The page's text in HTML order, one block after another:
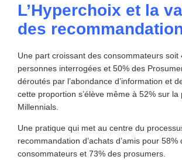
L’Hyperchoix et la
des
Une part croissant des consommateurs soit
personnes interrogées et 50% des
déroutés par l’abondance d’information et
cette proportion s’élève même à 52% sur la
Millennials.
Une pratique qui met au centre du
recommandation d’achats d’amis pour 58%
consommateurs et 73% des prosumers.